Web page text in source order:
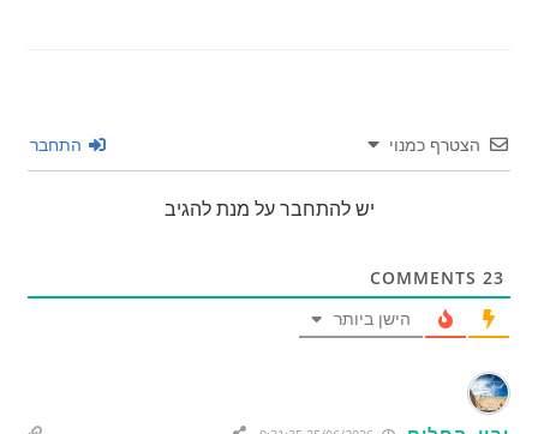
הצטרף כמנוי התחבר
יש להתחבר על מנת להגיב
23
הישן ביותר